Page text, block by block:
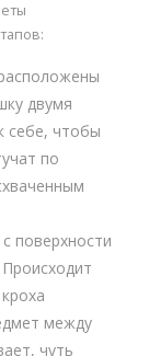
двумя
себе, чтобы
по
поверхности
между
чуть